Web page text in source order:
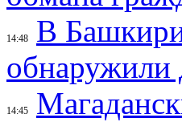
14:48
В
обнаружили
14:45